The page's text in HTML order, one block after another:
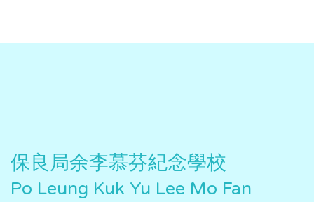
保良局余李慕芬紀念學校
Po Leung Kuk Yu Lee Mo Fan